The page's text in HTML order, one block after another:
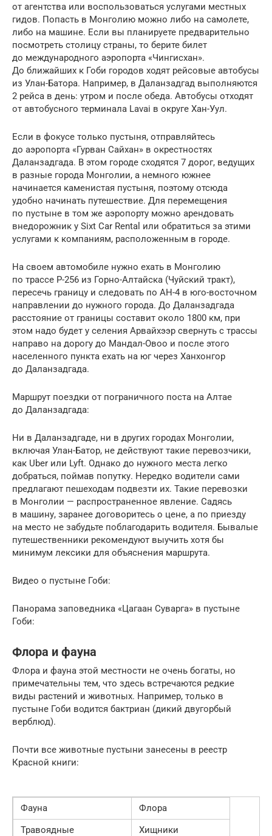
от агентства или воспользоваться услугами местных
гидов. Попасть в Монголию можно либо на самолете,
либо на машине. Если вы планируете предварительно
посмотреть столицу страны, то берите билет
до международного аэропорта «Чингисхан».
До ближайших к Гоби городов ходят рейсовые автобусы
из Улан-Батора. Например, в Даланзадгад выполняются
2 рейса в день: утром и после обеда. Автобусы отходят
от автобусного терминала Lavai в округе Хан-Уул.
Если в фокусе только пустыня, отправляйтесь
до аэропорта «Гурван Сайхан» в окрестностях
Даланзадгада. В этом городе сходятся 7 дорог, ведущих
в разные города Монголии, а немного южнее
начинается каменистая пустыня, поэтому отсюда
удобно начинать путешествие. Для перемещения
по пустыне в том же аэропорту можно арендовать
внедорожник у Sixt Car Rental или обратиться за этими
услугами к компаниям, расположенным в городе.
На своем автомобиле нужно ехать в Монголию
по трассе Р-256 из Горно-Алтайска (Чуйский тракт),
пересечь границу и следовать по AH-4 в юго-восточном
направлении до нужного города. До Даланзадгада
расстояние от границы составит около 1800 км, при
этом надо будет у селения Арвайхээр свернуть с трассы
направо на дорогу до Мандал-Овоо и после этого
населенного пункта ехать на юг через Ханхонгор
до Даланзадгада.
Маршрут поездки от пограничного поста на Алтае
до Даланзадгада:
Ни в Даланзадгаде, ни в других городах Монголии,
включая Улан-Батор, не действуют такие перевозчики,
как Uber или Lyft. Однако до нужного места легко
добраться, поймав попутку. Нередко водители сами
предлагают пешеходам подвезти их. Такие перевозки
в Монголии — распространенное явление. Садясь
в машину, заранее договоритесь о цене, а по приезду
на место не забудьте поблагодарить водителя. Бывалые
путешественники рекомендуют выучить хотя бы
минимум лексики для объяснения маршрута.
Видео о пустыне Гоби:
Панорама заповедника «Цагаан Суварга» в пустыне
Гоби:
Флора и фауна
Флора и фауна этой местности не очень богаты, но
примечательны тем, что здесь встречаются редкие
виды растений и животных. Например, только в
пустыне Гоби водится бактриан (дикий двугорбый
верблюд).
Почти все животные пустыни занесены в реестр
Красной книги:
Фауна
Флора
Травоядные
Хищники